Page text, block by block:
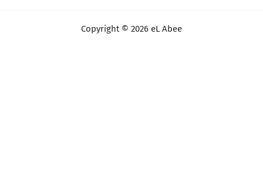
Copyright © 2026 eL Abee